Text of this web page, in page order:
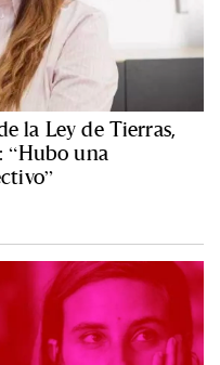
la Ley de Tierras,
“Hubo una